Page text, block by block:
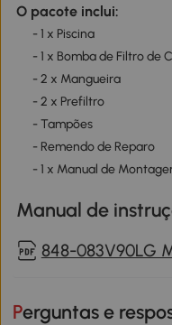
O pacote inclui:
- 1 x Piscina
- 1 x Bomba de Filtro de
- 2 x Mangueira
- 2 x Prefiltro
- Tampões
- Remendo de Reparo
- 1 x Manual de
Manual de
848-083V90LG
Perguntas e